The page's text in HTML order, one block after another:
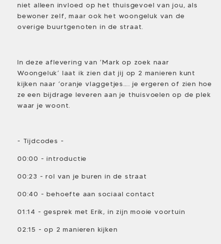
niet alleen invloed op het thuisgevoel van jou, als
bewoner zelf, maar ook het woongeluk van de
overige buurtgenoten in de straat.
In deze aflevering van ‘Mark op zoek naar
Woongeluk’ laat ik zien dat jij op 2 manieren kunt
kijken naar ‘oranje vlaggetjes…. je ergeren of zien hoe
ze een bijdrage leveren aan je thuisvoelen op de plek
waar je woont.
- Tijdcodes -
00:00 - introductie
00:23 - rol van je buren in de straat
00:40 - behoefte aan sociaal contact
01:14 - gesprek met Erik, in zijn mooie voortuin
02:15 - op 2 manieren kijken